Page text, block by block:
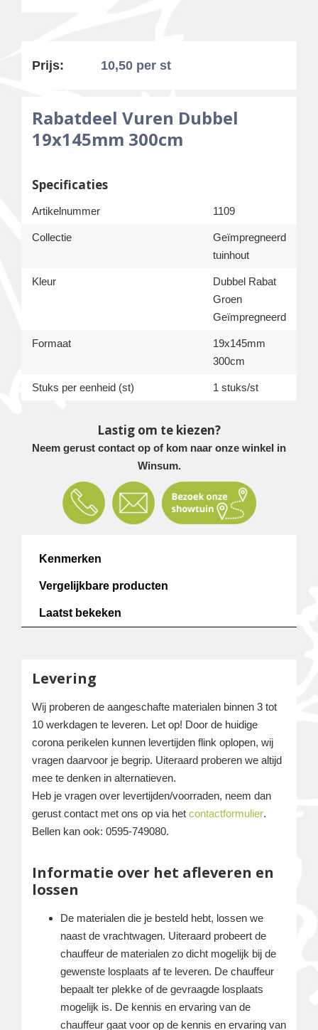
Prijs: 10,50 per st
Rabatdeel Vuren Dubbel
19x145mm 300cm
Specificaties
Artikelnummer 1109
Collectie
Geïmpregneerd
tuinhout
Kleur
Dubbel Rabat
Groen
Geïmpregneerd
Formaat
19x145mm
300cm
Stuks per eenheid (st) 1 stuks/st
Lastig om te kiezen?
Neem gerust contact op of kom naar onze winkel in
Winsum.
Kenmerken
Vergelijkbare producten
Laatst bekeken
Levering
Wij proberen de aangeschafte materialen binnen 3 tot
10 werkdagen te leveren. Let op! Door de huidige
corona perikelen kunnen levertijden flink oplopen, wij
vragen daarvoor je begrip. Uiteraard proberen we altijd
mee te denken in alternatieven.
Heb je vragen over levertijden/voorraden, neem dan
gerust contact met ons op via het contactformulier.
Bellen kan ook: 0595-749080.
Informatie over het afleveren en
lossen
De materialen die je besteld hebt, lossen we
naast de vrachtwagen. Uiteraard probeert de
chauffeur de materialen zo dicht mogelijk bij de
gewenste losplaats af te leveren. De chauffeur
bepaalt ter plekke of de gevraagde losplaats
mogelijk is. De kennis en ervaring van de
chauffeur gaat voor op de kennis en ervaring van